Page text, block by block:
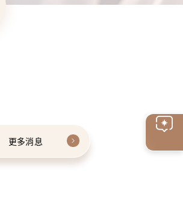
更多消息